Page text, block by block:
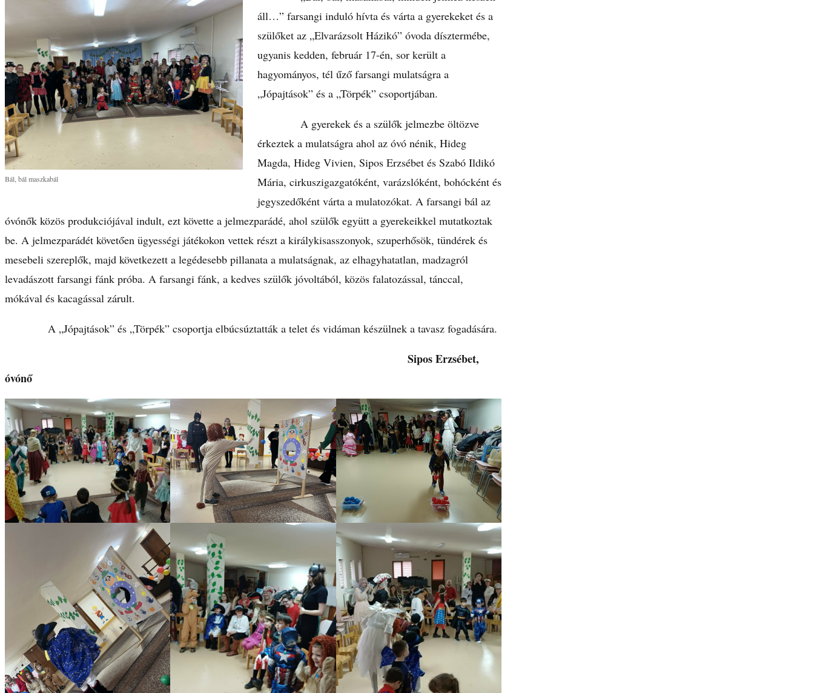
Bál, bál maszkabál
áll…” farsangi induló hívta és várta a gyerekeket és a
szülőket az „Elvarázsolt Házikó” óvoda dísztermébe,
ugyanis kedden, február 17-én, sor került a
hagyományos, tél űző farsangi mulatságra a
„Jópajtások” és a „Törpék” csoportjában.
A gyerekek és a szülők jelmezbe öltözve
érkeztek a mulatságra ahol az óvó nénik, Hideg
Magda, Hideg Vivien, Sipos Erzsébet és Szabó Ildikó
Mária, cirkuszigazgatóként, varázslóként, bohócként és
jegyszedőként várta a mulatozókat. A farsangi bál az
óvónők közös produkciójával indult, ezt követte a jelmezparádé, ahol szülők együtt a gyerekeikkel mutatkoztak
be. A jelmezparádét követően ügyességi játékokon vettek részt a királykisasszonyok, szuperhősök, tündérek és
mesebeli szereplők, majd következett a legédesebb pillanata a mulatságnak, az elhagyhatatlan, madzagról
levadászott farsangi fánk próba. A farsangi fánk, a kedves szülők jóvoltából, közös falatozással, tánccal,
mókával és kacagással zárult.
A „Jópajtások” és „Törpék” csoportja elbúcsúztatták a telet és vidáman készülnek a tavasz fogadására.
Sipos Erzsébet,
óvónő